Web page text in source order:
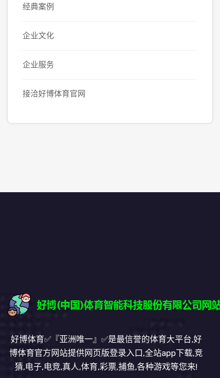
经典案例
企业文化
企业服务
接洽好博体育官网
好博体育✅『亚洲唯一』✅是最信誉的体育大平台,好
博体育官方网站提供网页版登录入口,全站app下载,竞
猜,电子,电竞,真人,体育,彩票,捕鱼,各种游戏等您来!